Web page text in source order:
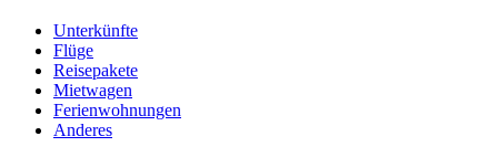
Unterkünfte
Flüge
Reisepakete
Mietwagen
Ferienwohnungen
Anderes